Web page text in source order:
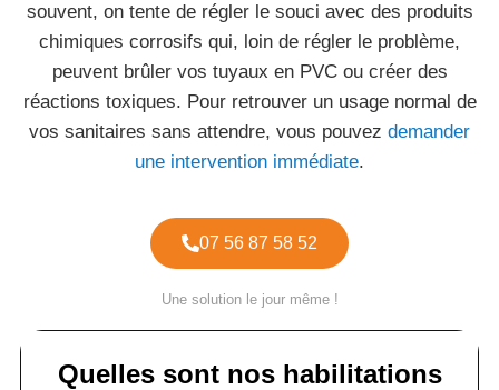
souvent, on tente de régler le souci avec des produits
chimiques corrosifs qui, loin de régler le problème,
peuvent brûler vos tuyaux en PVC ou créer des
réactions toxiques. Pour retrouver un usage normal de
vos sanitaires sans attendre, vous pouvez demander
une intervention immédiate.
07 56 87 58 52
Une solution le jour même !
Quelles sont nos habilitations